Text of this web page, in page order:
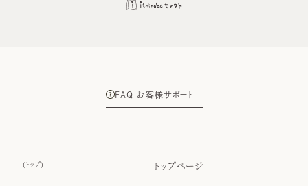
FAQ お客様サポート
( トップ) トップページ